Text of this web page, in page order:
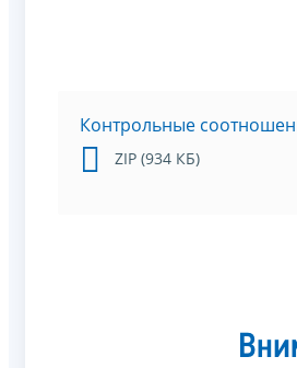
Контрольные
ZIP (934 КБ)